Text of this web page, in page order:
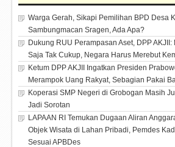
Warga Gerah, Sikapi Pemilihan BPD Desa
Sambungmacan Sragen, Ada Apa?
Dukung RUU Perampasan Aset, DPP
Saja Tak Cukup, Negara Harus Merebut
Ketum DPP AKJII Ingatkan Presiden
Merampok Uang Rakyat, Sebagian Pakai
Koperasi SMP Negeri di Grobogan Masih
Jadi Sorotan
LAPAAN RI Temukan Dugaan Aliran
Objek Wisata di Lahan Pribadi, Pemdes
Sesuai APBDes